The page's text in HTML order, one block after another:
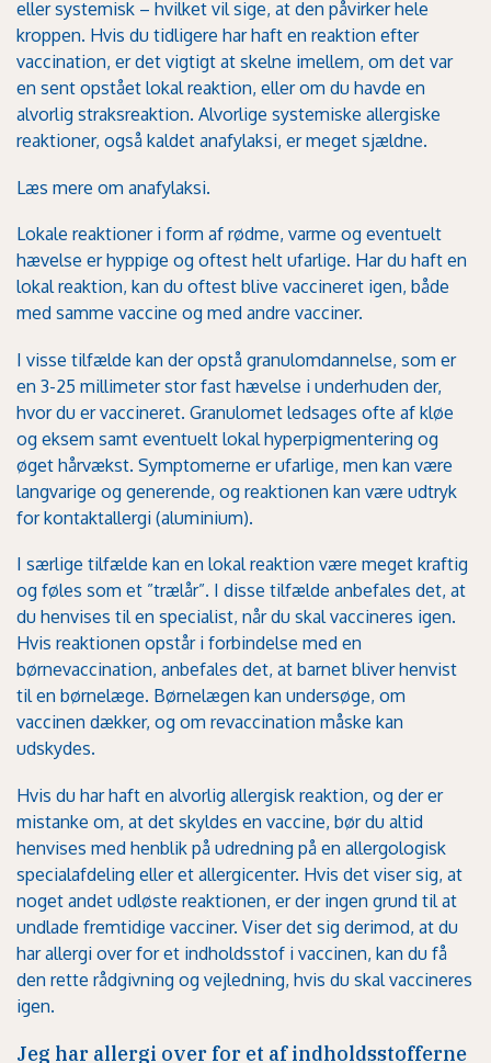
eller systemisk – hvilket vil sige, at den påvirker hele
kroppen. Hvis du tidligere har haft en reaktion efter
vaccination, er det vigtigt at skelne imellem, om det var
en sent opstået lokal reaktion, eller om du havde en
alvorlig straksreaktion. Alvorlige systemiske allergiske
reaktioner, også kaldet anafylaksi, er meget sjældne.
Læs mere om anafylaksi.
Lokale reaktioner i form af rødme, varme og eventuelt
hævelse er hyppige og oftest helt ufarlige. Har du haft en
lokal reaktion, kan du oftest blive vaccineret igen, både
med samme vaccine og med andre vacciner.
I visse tilfælde kan der opstå granulomdannelse, som er
en 3-25 millimeter stor fast hævelse i underhuden der,
hvor du er vaccineret. Granulomet ledsages ofte af kløe
og eksem samt eventuelt lokal hyperpigmentering og
øget hårvækst. Symptomerne er ufarlige, men kan være
langvarige og generende, og reaktionen kan være udtryk
for kontaktallergi (aluminium).
I særlige tilfælde kan en lokal reaktion være meget kraftig
og føles som et ”trælår”. I disse tilfælde anbefales det, at
du henvises til en specialist, når du skal vaccineres igen.
Hvis reaktionen opstår i forbindelse med en
børnevaccination, anbefales det, at barnet bliver henvist
til en børnelæge. Børnelægen kan undersøge, om
vaccinen dækker, og om revaccination måske kan
udskydes.
Hvis du har haft en alvorlig allergisk reaktion, og der er
mistanke om, at det skyldes en vaccine, bør du altid
henvises med henblik på udredning på en allergologisk
specialafdeling eller et allergicenter. Hvis det viser sig, at
noget andet udløste reaktionen, er der ingen grund til at
undlade fremtidige vacciner. Viser det sig derimod, at du
har allergi over for et indholdsstof i vaccinen, kan du få
den rette rådgivning og vejledning, hvis du skal vaccineres
igen.
Jeg har allergi over for et af indholdsstofferne